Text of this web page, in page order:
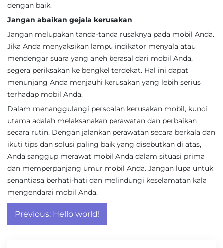
dengan baik.
Jangan abaikan gejala kerusakan
Jangan melupakan tanda-tanda rusaknya pada mobil Anda.
Jika Anda menyaksikan lampu indikator menyala atau
mendengar suara yang aneh berasal dari mobil Anda,
segera periksakan ke bengkel terdekat. Hal ini dapat
menunjang Anda menjauhi kerusakan yang lebih serius
terhadap mobil Anda.
Dalam menanggulangi persoalan kerusakan mobil, kunci
utama adalah melaksanakan perawatan dan perbaikan
secara rutin. Dengan jalankan perawatan secara berkala dan
ikuti tips dan solusi paling baik yang disebutkan di atas,
Anda sanggup merawat mobil Anda dalam situasi prima
dan memperpanjang umur mobil Anda. Jangan lupa untuk
senantiasa berhati-hati dan melindungi keselamatan kala
mengendarai mobil Anda.
Post
navigation
Previous: Hello world!